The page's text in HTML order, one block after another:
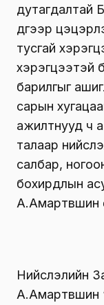
дутагдалтай
дүгээр
тусгай
хэрэгцээтэй
барилгыг
сарын
ажилтнууд ч
талаар
салбар,
бохирдлын
Нийслэлийн
А.Амартүвшин